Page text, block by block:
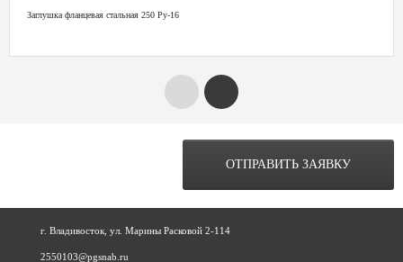
Заглушка фланцевая стальная 250 Ру-16
ОТПРАВИТЬ ЗАЯВКУ
г. Владивосток, ул. Марины Расковой 2-114
2550103@pgsnab.ru